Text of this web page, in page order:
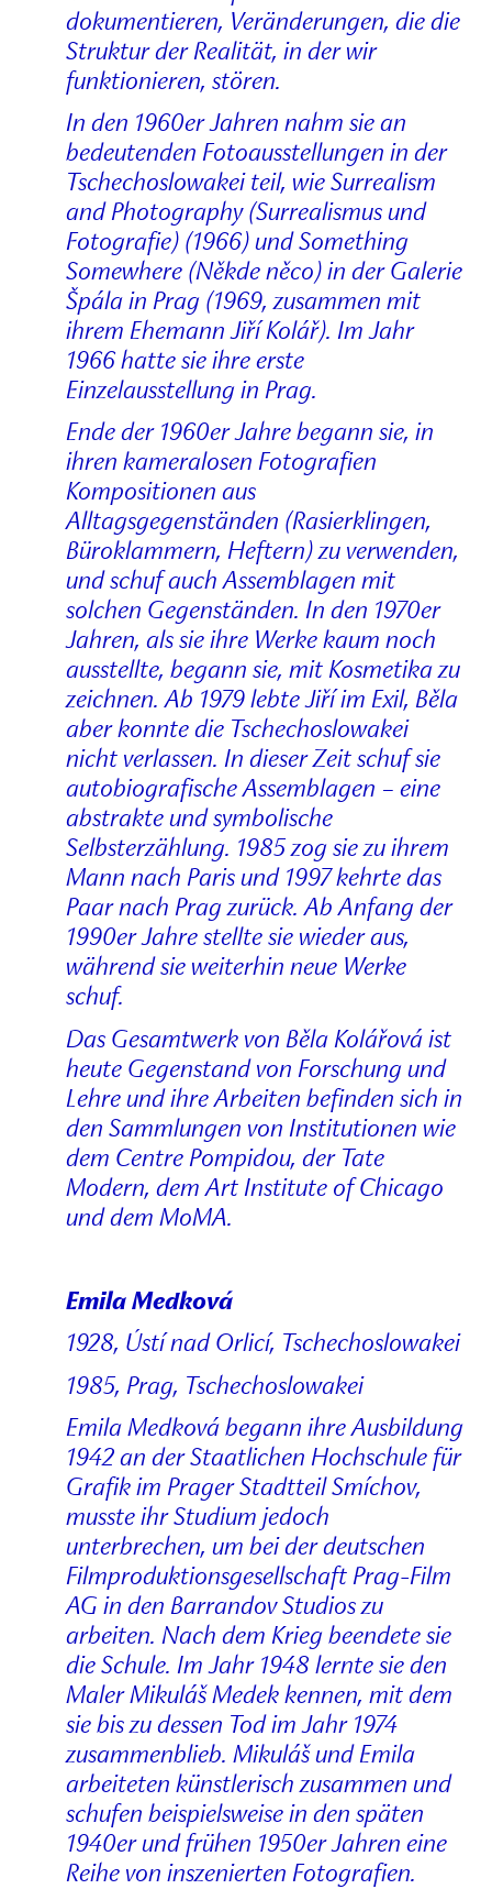
dokumentieren, Veränderungen, die die
Struktur der Realität, in der wir
funktionieren, stören.
In den 1960er Jahren nahm sie an
bedeutenden Fotoausstellungen in der
Tschechoslowakei teil, wie Surrealism
and Photography (Surrealismus und
Fotografie) (1966) und Something
Somewhere (Někde něco) in der Galerie
Špála in Prag (1969, zusammen mit
ihrem Ehemann Jiří Kolář). Im Jahr
1966 hatte sie ihre erste
Einzelausstellung in Prag.
Ende der 1960er Jahre begann sie, in
ihren kameralosen Fotografien
Kompositionen aus
Alltagsgegenständen (Rasierklingen,
Büroklammern, Heftern) zu verwenden,
und schuf auch Assemblagen mit
solchen Gegenständen. In den 1970er
Jahren, als sie ihre Werke kaum noch
ausstellte, begann sie, mit Kosmetika zu
zeichnen. Ab 1979 lebte Jiří im Exil, Běla
aber konnte die Tschechoslowakei
nicht verlassen. In dieser Zeit schuf sie
autobiografische Assemblagen – eine
abstrakte und symbolische
Selbsterzählung. 1985 zog sie zu ihrem
Mann nach Paris und 1997 kehrte das
Paar nach Prag zurück. Ab Anfang der
1990er Jahre stellte sie wieder aus,
während sie weiterhin neue Werke
schuf.
Das Gesamtwerk von Běla Kolářová ist
heute Gegenstand von Forschung und
Lehre und ihre Arbeiten befinden sich in
den Sammlungen von Institutionen wie
dem Centre Pompidou, der Tate
Modern, dem Art Institute of Chicago
und dem MoMA.
Emila Medková
1928, Ústí nad Orlicí, Tschechoslowakei
1985, Prag, Tschechoslowakei
Emila Medková begann ihre Ausbildung
1942 an der Staatlichen Hochschule für
Grafik im Prager Stadtteil Smíchov,
musste ihr Studium jedoch
unterbrechen, um bei der deutschen
Filmproduktionsgesellschaft Prag-Film
AG in den Barrandov Studios zu
arbeiten. Nach dem Krieg beendete sie
die Schule. Im Jahr 1948 lernte sie den
Maler Mikuláš Medek kennen, mit dem
sie bis zu dessen Tod im Jahr 1974
zusammenblieb. Mikuláš und Emila
arbeiteten künstlerisch zusammen und
schufen beispielsweise in den späten
1940er und frühen 1950er Jahren eine
Reihe von inszenierten Fotografien.